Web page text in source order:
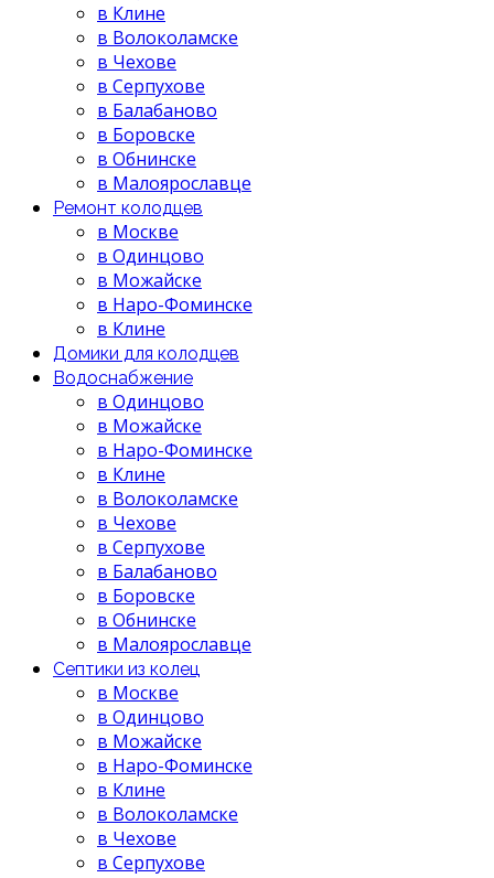
в Клине
в Волоколамске
в Чехове
в Серпухове
в Балабаново
в Боровске
в Обнинске
в Малоярославце
Ремонт колодцев
в Москве
в Одинцово
в Можайске
в Наро-Фоминске
в Клине
Домики для колодцев
Водоснабжение
в Одинцово
в Можайске
в Наро-Фоминске
в Клине
в Волоколамске
в Чехове
в Серпухове
в Балабаново
в Боровске
в Обнинске
в Малоярославце
Септики из колец
в Москве
в Одинцово
в Можайске
в Наро-Фоминске
в Клине
в Волоколамске
в Чехове
в Серпухове